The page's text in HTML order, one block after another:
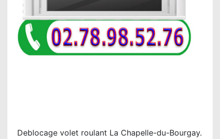
Deblocage volet roulant La Chapelle-du-Bourgay.